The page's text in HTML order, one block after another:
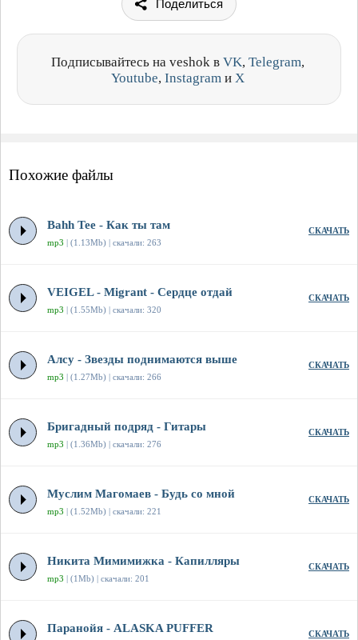
Поделиться
Подписывайтесь на veshok в VK, Telegram,
Youtube, Instagram и X
Похожие файлы
Bahh Tee - Как ты там
mp3 | (1.13Mb) | скачали: 263
СКАЧАТЬ
VEIGEL - Migrant - Сердце отдай
mp3 | (1.55Mb) | скачали: 320
СКАЧАТЬ
Алсу - Звезды поднимаются выше
mp3 | (1.27Mb) | скачали: 266
СКАЧАТЬ
Бригадный подряд - Гитары
mp3 | (1.36Mb) | скачали: 276
СКАЧАТЬ
Муслим Магомаев - Будь со мной
mp3 | (1.52Mb) | скачали: 221
СКАЧАТЬ
Никита Мимимижка - Капилляры
mp3 | (1Mb) | скачали: 201
СКАЧАТЬ
Паранойя - ALASKA PUFFER СКАЧАТЬ